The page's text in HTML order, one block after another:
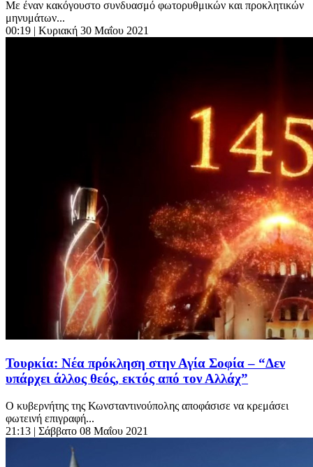
Με έναν κακόγουστο συνδυασμό φωτορυθμικών και προκλητικών
μηνυμάτων...
00:19 | Κυριακή 30 Μαΐου 2021
Τουρκία: Νέα πρόκληση στην Αγία Σοφία – “Δεν
υπάρχει άλλος θεός, εκτός από τον Αλλάχ”
Ο κυβερνήτης της Κωνσταντινούπολης αποφάσισε να κρεμάσει
φωτεινή επιγραφή...
21:13 | Σάββατο 08 Μαΐου 2021